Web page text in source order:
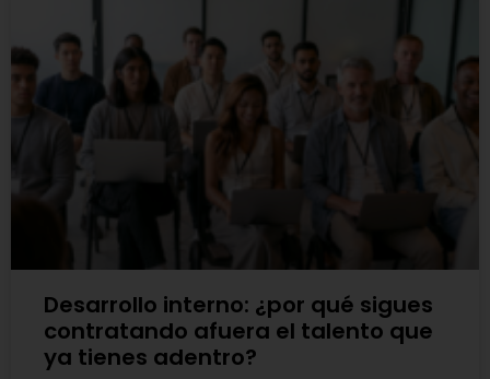
Desarrollo interno: ¿por qué sigues
contratando afuera el talento que
ya tienes adentro?